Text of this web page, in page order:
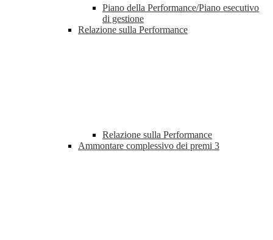
Piano della Performance/Piano esecutivo
di gestione
Relazione sulla Performance
Relazione sulla Performance
Ammontare complessivo dei premi 3